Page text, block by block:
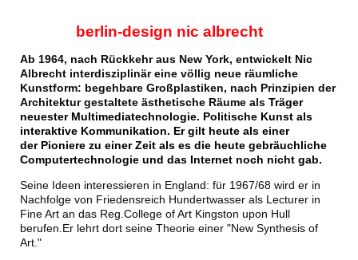
berlin-design nic albrecht
Ab 1964, nach Rückkehr aus New York, entwickelt Nic
Albrecht interdisziplinär eine völlig neue räumliche
Kunstform: begehbare Großplastiken, nach Prinzipien der
Architektur gestaltete ästhetische Räume als Träger
neuester Multimediatechnologie. Politische Kunst als
interaktive Kommunikation. Ergilt heute als einer
der Pioniere zu einer Zeit als es die heute gebräuchliche
Computertechnologie und das Internet noch nicht gab.
Seine Ideen interessieren in England: für 1967/68 wird er in
Nachfolge von Friedensreich Hundertwasser als Lecturer in
Fine Art an das Reg.College of Art Kingston upon Hull
berufen.Er lehrt dort seine Theorie einer "New Synthesis of
Art."